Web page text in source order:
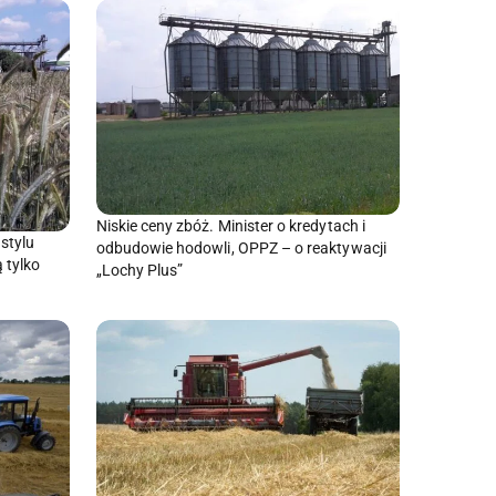
tylko
Niskie ceny zbóż. Minister o kredytach i
odbudowie hodowli, OPPZ – o reaktywacji
„Lochy Plus”